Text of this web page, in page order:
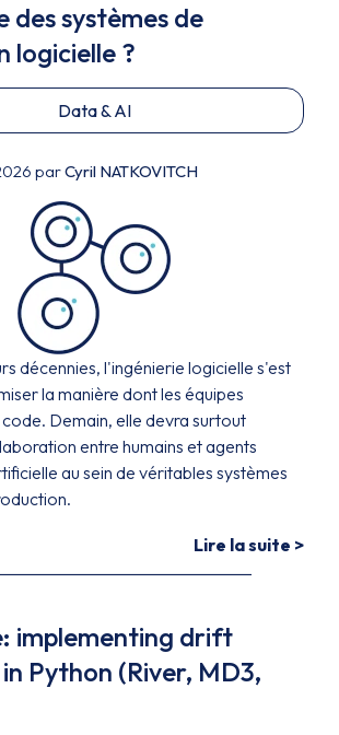
des systèmes de
logicielle ?
Data & AI
parCyril NATKOVITCH
décennies, l'ingénierie logicielle s'est
la manière dont les équipes
Demain, elle devra surtout
entre humains et agents
au sein de véritables systèmes
Lire la suite >
implementing drift
Python (River, MD3,